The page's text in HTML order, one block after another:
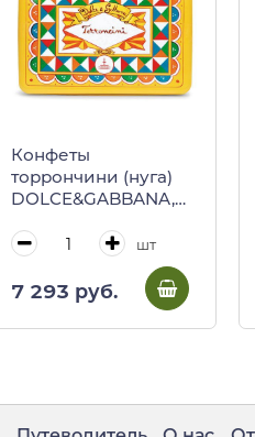
Конфеты
торрончини (нуга)
DOLCE&GABBANA,
шт
7 293 руб.